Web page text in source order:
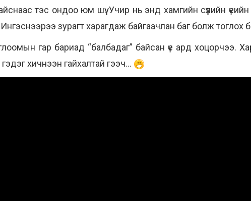
тэс ондоо юм шүү. Учир нь энд хамгийн сүүлийн
зурагт харагдаж байгаачлан баг болж тоглох
гар бариад “балбадаг” байсан үе ард хоцорчээ.
хичнээн гайхалтай гээч…